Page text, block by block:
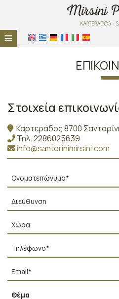
≡
Στοιχεία
Καρτεράδος 8700
Τηλ.2286025639
info@santorinimirsini.com